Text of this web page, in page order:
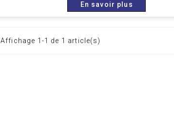
En savoir plus
Affichage 1-1 de 1 article(s)